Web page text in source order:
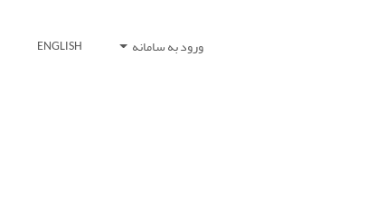
ورود به سامانه ENGLISH